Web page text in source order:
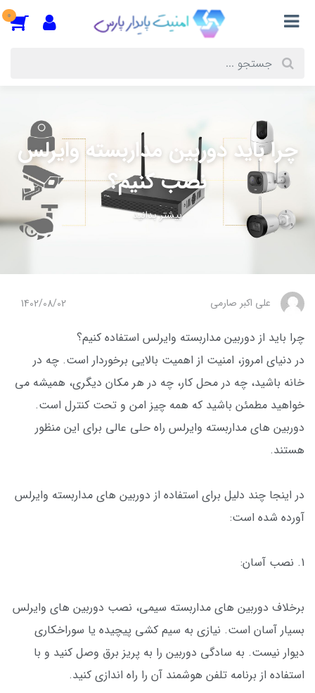
0
چرا باید دوربین مداربسته وایرلس
نصب کنیم؟
بیشتر بدانید
علی اکبر صارمی 1402/08/02
چرا باید از دوربین مداربسته وایرلس استفاده کنیم؟
در دنیای امروز، امنیت از اهمیت بالایی برخوردار است. چه در
خانه باشید، چه در محل کار، چه در هر مکان دیگری، همیشه می
خواهید مطمئن باشید که همه چیز امن و تحت کنترل است.
دوربین های مداربسته وایرلس راه حلی عالی برای این منظور
هستند.
در اینجا چند دلیل برای استفاده از دوربین های مداربسته وایرلس
آورده شده است:
1. نصب آسان:
برخلاف دوربین های مداربسته سیمی، نصب دوربین های وایرلس
بسیار آسان است. نیازی به سیم کشی پیچیده یا سوراخکاری
دیوار نیست. به سادگی دوربین را به پریز برق وصل کنید و با
استفاده از برنامه تلفن هوشمند آن را راه اندازی کنید.